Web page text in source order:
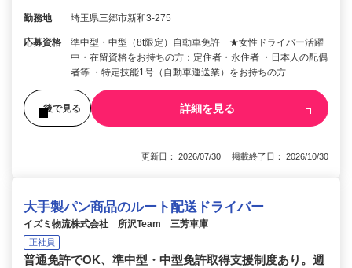
勤務地 埼玉県三郷市新和3-275
応募資格
準中型・中型（8t限定）自動車免許 ★女性ドライバー活躍
中・在留資格をお持ちの方：定住者・永住者 ・日本人の配偶
者等 ・特定技能1号（自動車運送業）をお持ちの方…
後で見る 詳細を見る
更新日： 2026/07/30 掲載終了日： 2026/10/30
大手製パン商品のルート配送ドライバー
イズミ物流株式会社 所沢Team 三芳車庫
正社員
普通免許でOK、準中型・中型免許取得支援制度あり。週